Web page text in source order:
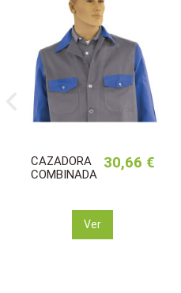
CAZADORA
COMBINADA
30,66 €
Ver